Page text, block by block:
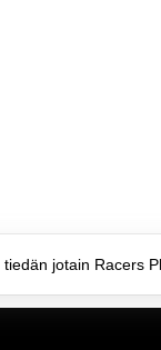
jotain Racers